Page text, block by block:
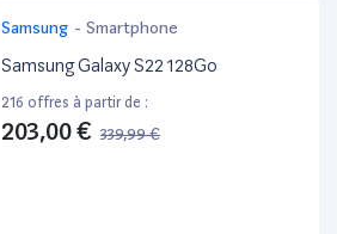
Samsung - Smartphone
Samsung Galaxy S22 128Go
216 offres à partir de :
203,00 € 339,99 €